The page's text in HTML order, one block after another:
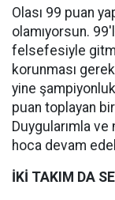
Olası 99 puan
olamıyorsun.
felsefesiyle
korunması
yine
puan toplayan bir
Duygularımla ve
hoca devam
İKİ TAKIM DA